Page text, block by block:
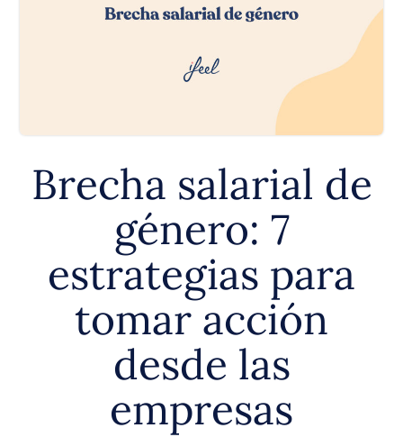
Brecha salarial de
género: 7
estrategias para
tomar acción
desde las
empresas